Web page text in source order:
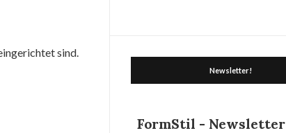
sind.
Newsletter!
FormStil - Newsletter